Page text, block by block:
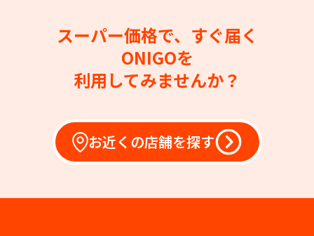
スーパー価格で、すぐ届く
ONIGOを
利用してみませんか？
お近くの店舗を探す